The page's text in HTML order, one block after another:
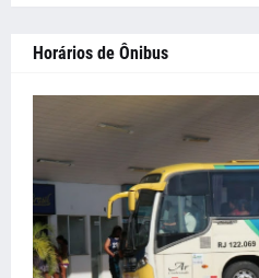
Horários de Ônibus